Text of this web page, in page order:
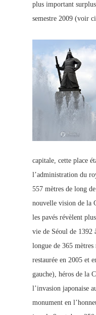
plus important
semestre 2009 (voir
capitale, cette place
l’administration du
557 mètres de long
nouvelle vision de la
les pavés révèlent
vie de Séoul de 1392
longue de 365
restaurée en 2005 et
gauche), héros de la
l’invasion japonaise
monument en